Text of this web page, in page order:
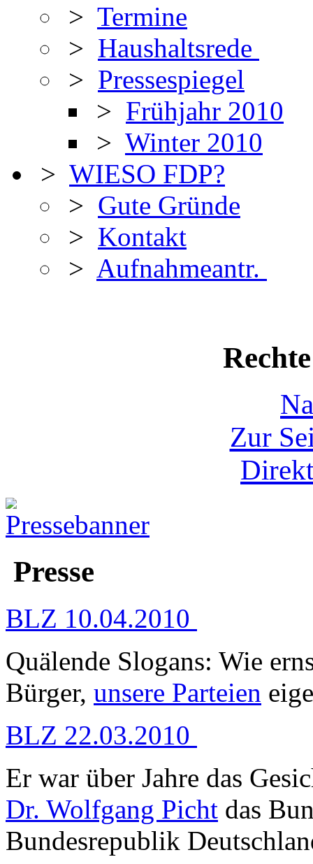
> Termine
> Haushaltsrede
> Pressespiegel
> Frühjahr 2010
> Winter 2010
> WIESO FDP?
> Gute Gründe
> Kontakt
> Aufnahmeantr.
Zur
Presse
BLZ 10.04.2010
Quälende Slogans: Wie
Bürger, unsere Parteien
BLZ 22.03.2010
Er war über Jahre das
Dr. Wolfgang Picht das
Bundesrepublik